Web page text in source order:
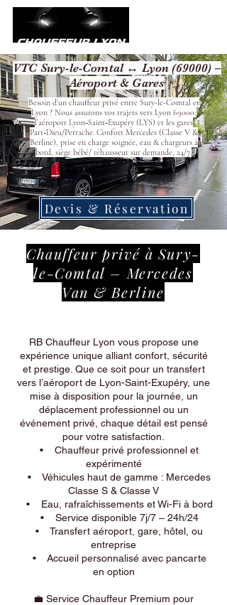
VTC Sury-le-Comtal ↔ Lyon (69000) –
Aéroport & Gares
Besoin d’un chauffeur privé entre Sury-le-Comtal et
Lyon ? Nous assurons vos trajets vers Lyon 69000,
l’aéroport Lyon‑Saint‑Exupéry (LYS) et les gares
Part‑Dieu/Perrache. Confort Mercedes (Classe V &
Berline), prise en charge soignée, eau & chargeurs à
bord, siège bébé/ réhausseur sur demande, 24/7.
Devis & Réservation
Chauffeur privé à Sury-
le-Comtal – Mercedes
Van & Berline
RB Chauffeur Lyon vous propose une
expérience unique alliant confort, sécurité
et prestige. Que ce soit pour un transfert
vers l’aéroport de Lyon-Saint-Exupéry, une
mise à disposition pour la journée, un
déplacement professionnel ou un
événement privé, chaque détail est pensé
pour votre satisfaction.
• Chauffeur privé professionnel et
expérimenté
• Véhicules haut de gamme : Mercedes
Classe S & Classe V
• Eau, rafraîchissements et Wi-Fi à bord
• Service disponible 7j/7 – 24h/24
• Transfert aéroport, gare, hôtel, ou
entreprise
• Accueil personnalisé avec pancarte
en option
💼 Service Chauffeur Premium pour